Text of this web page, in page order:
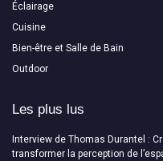
Éclairage
Cuisine
Bien-être et Salle de Bain
Outdoor
Les plus lus
Interview de Thomas Durantel :
transformer la perception de